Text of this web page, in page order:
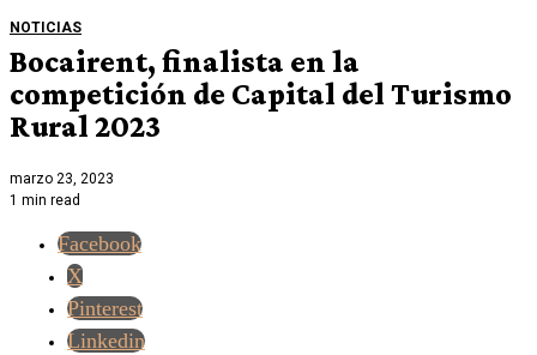
NOTICIAS
Bocairent, finalista en la
competición de Capital del Turismo
Rural 2023
marzo 23, 2023
1 min read
Facebook
X
Pinterest
Linkedin